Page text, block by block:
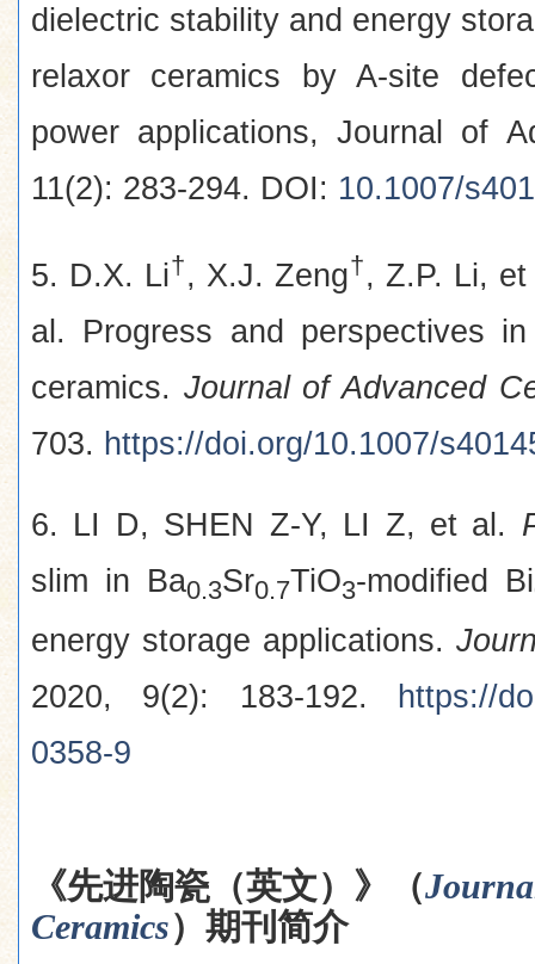
dielectric stability and energy
relaxor ceramics by A-site
power applications, Journal of
11(2): 283-294. DOI: 10.1007/
5. D.X. Li†, X.J. Zeng†, Z.P. Li,
al. Progress and perspectives
ceramics. Journal of Advanced
703. https://doi.org/10.1007/
6. LI D, SHEN Z-Y, LI Z, et al.
slim in Ba0.3Sr0.7TiO3-modified Bi
energy storage applications.
2020, 9(2): 183-192.
https://
0358-9
《先进陶瓷（英文）》（
Ceramics） 期刊简介